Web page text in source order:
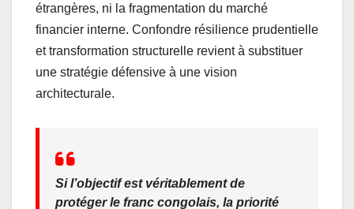
étrangères, ni la fragmentation du marché
financier interne. Confondre résilience prudentielle
et transformation structurelle revient à substituer
une stratégie défensive à une vision
architecturale.
Si l’objectif est véritablement de
protéger le franc congolais, la priorité